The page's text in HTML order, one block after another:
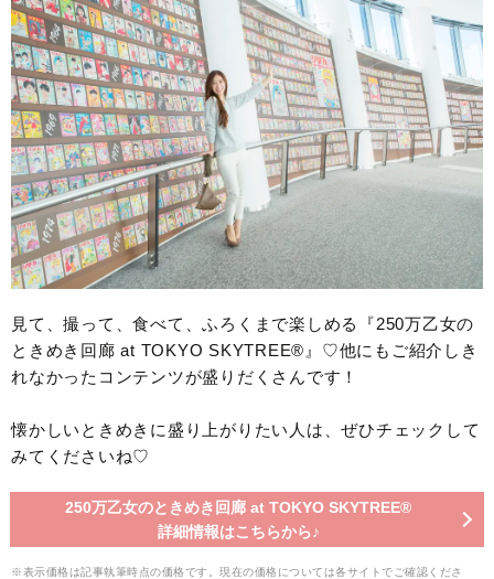
見て、撮って、食べて、ふろくまで楽しめる『250万乙女の
ときめき回廊 at TOKYO SKYTREE®』♡他にもご紹介しき
れなかったコンテンツが盛りだくさんです！
懐かしいときめきに盛り上がりたい人は、ぜひチェックして
みてくださいね♡
250万乙女のときめき回廊 at TOKYO SKYTREE®
詳細情報はこちらから♪
※表示価格は記事執筆時点の価格です。現在の価格については各サイトでご確認くださ